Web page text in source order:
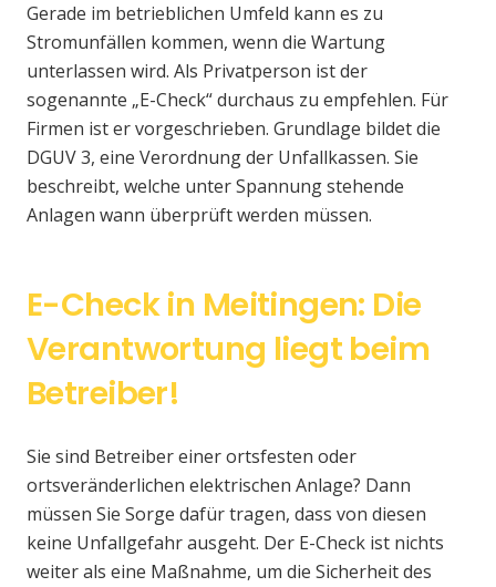
Gerade im betrieblichen Umfeld kann es zu
Stromunfällen kommen, wenn die Wartung
unterlassen wird. Als Privatperson ist der
sogenannte „E-Check“ durchaus zu empfehlen. Für
Firmen ist er vorgeschrieben. Grundlage bildet die
DGUV 3, eine Verordnung der Unfallkassen. Sie
beschreibt, welche unter Spannung stehende
Anlagen wann überprüft werden müssen.
E-Check in Meitingen: Die
Verantwortung liegt beim
Betreiber!
Sie sind Betreiber einer ortsfesten oder
ortsveränderlichen elektrischen Anlage? Dann
müssen Sie Sorge dafür tragen, dass von diesen
keine Unfallgefahr ausgeht. Der E-Check ist nichts
weiter als eine Maßnahme, um die Sicherheit des